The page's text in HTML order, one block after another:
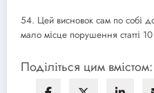
54. Цей висновок сам по собі
мало місце порушення статті
Поділіться цим вмістом: